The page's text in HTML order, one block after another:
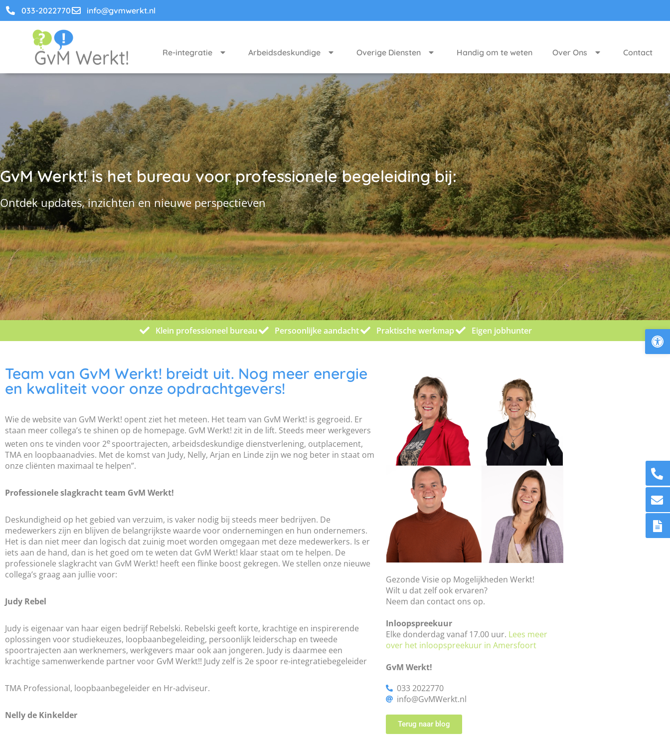
033-2022770 info@gvmwerkt.nl
Re-integratie Arbeidsdeskundige Overige Diensten Handig om te weten Over Ons Contact
GvM Werkt! is het bureau voor professionele begeleiding bij:
Ontdek updates, inzichten en nieuwe perspectieven
Klein professioneel bureau Persoonlijke aandacht Praktische werkmap Eigen jobhunter
Team van GvM Werkt! breidt uit. Nog meer energie
en kwaliteit voor onze opdrachtgevers!
Wie de website van GvM Werkt! opent ziet het meteen. Het team van GvM Werkt! is gegroeid. Er
staan meer collega’s te shinen op de homepage. GvM Werkt! zit in de lift. Steeds meer werkgevers
weten ons te vinden voor 2e spoortrajecten, arbeidsdeskundige dienstverlening, outplacement,
TMA en loopbaanadvies. Met de komst van Judy, Nelly, Arjan en Linde zijn we nog beter in staat om
onze cliënten maximaal te helpen”.
Professionele slagkrachtteam GvM Werkt!
Deskundigheid op het gebied van verzuim, is vaker nodig bij steeds meer bedrijven. De
medewerkers zijn en blijven de belangrijkste waarde voor ondernemingen en hun ondernemers.
Het is dan niet meer dan logisch dat zuinig moet worden omgegaan met deze medewerkers. Is er
iets aan de hand, dan is het goed om te weten dat GvM Werkt! klaar staat om te helpen. De
professionele slagkracht van GvM Werkt! heeft een flinke boost gekregen. We stellen onze nieuwe
collega’s graag aan jullie voor:
Judy Rebel
Judy is eigenaar van haar eigen bedrijf Rebelski. Rebelski geeft korte, krachtige en inspirerende
oplossingen voor studiekeuzes, loopbaanbegeleiding, persoonlijk leiderschap en tweede
spoortrajecten aan werknemers, werkgevers maar ook aan jongeren. Judy is daarmee een
krachtige samenwerkende partner voor GvM Werkt!! Judy zelf is 2e spoor re-integratiebegeleider
TMA Professional, loopbaanbegeleider en Hr-adviseur.
Nelly de Kinkelder
Gezonde Visie op Mogelijkheden Werkt!
Wilt u dat zelf ook ervaren?
Neem dan contact ons op.
Inloopspreekuur
Elke donderdag vanaf 17.00 uur. Lees meer
over het inloopspreekuur in Amersfoort
GvM Werkt!
033 2022770
info@GvMWerkt.nl
Terug naar blog